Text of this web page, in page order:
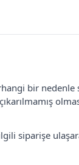
bir nedenle
siparişe